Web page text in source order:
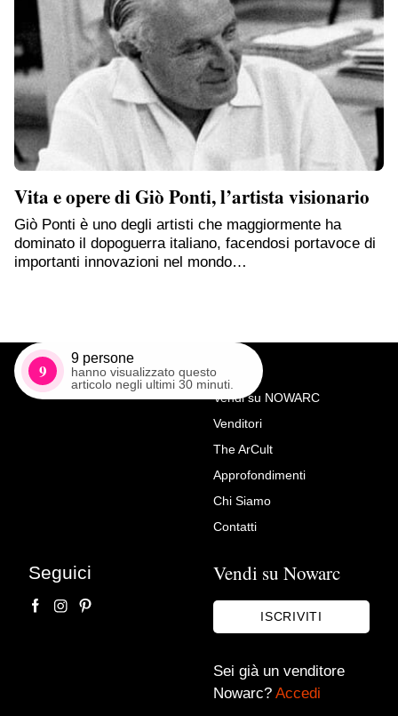
Vita e opere di Giò Ponti, l’artista visionario
Giò Ponti è uno degli artisti che maggiormente ha
dominato il dopoguerra italiano, facendosi portavoce di
importanti innovazioni nel mondo…
9
9 persone
hanno visualizzato questo
articolo negli ultimi 30 minuti.
Richiedi Maggiori Info su
Tavolino bar multifunzione
39vantini
Accetto le condizioni sullaprivacy policy*.
Vendi su NOWARC
Venditori
The ArCult
Approfondimenti
Chi Siamo
Contatti
Seguici Vendi su Nowarc
ISCRIVITI
Sei già un venditore
Nowarc? Accedi